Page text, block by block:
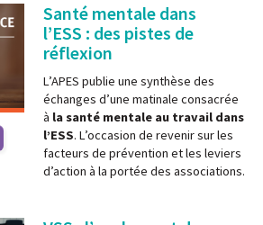
Santé mentale dans
l’ESS : des pistes de
réflexion
L’APES publie une synthèse des
échanges d’une matinale consacrée
à la santé mentale au travail dans
l’ESS. L’occasion de revenir sur les
facteurs de prévention et les leviers
d’action à la portée des associations.